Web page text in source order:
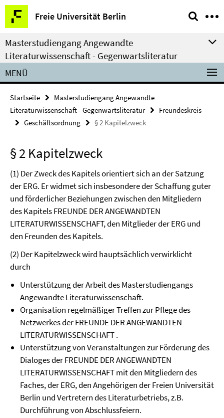
Springe
direkt
zu
Inhalt
Freie Universität Berlin
Service-
Navigation
Masterstudiengang Angewandte
Literaturwissenschaft - Gegenwartsliteratur
MENÜ
Startseite
Masterstudiengang Angewandte
Literaturwissenschaft - Gegenwartsliteratur
Freundeskreis
Geschäftsordnung
§ 2 Kapitelzweck
§ 2 Kapitelzweck
(1) Der Zweck des Kapitels orientiert sich an der Satzung
der ERG. Er widmet sich insbesondere der Schaffung guter
und förderlicher Beziehungen zwischen den Mitgliedern
des Kapitels FREUNDE DER ANGEWANDTEN
LITERATURWISSENSCHAFT, den Mitglieder der ERG und
den Freunden des Kapitels.
(2) Der Kapitelzweck wird hauptsächlich verwirklicht
durch
Unterstützung der Arbeit des Masterstudiengangs
Angewandte Literaturwissenschaft.
Organisation regelmäßiger Treffen zur Pflege des
Netzwerkes der FREUNDE DER ANGEWANDTEN
LITERATURWISSENSCHAFT .
Unterstützung von Veranstaltungen zur Förderung des
Dialoges der FREUNDE DER ANGEWANDTEN
LITERATURWISSENSCHAFT mit den Mitgliedern des
Faches, der ERG, den Angehörigen der Freien Universität
Berlin und Vertretern des Literaturbetriebs, z.B.
Durchführung von Abschlussfeiern.